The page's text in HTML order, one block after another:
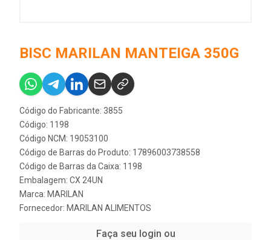
BISC MARILAN MANTEIGA 350G
Código do Fabricante: 3855
Código: 1198
Código NCM: 19053100
Código de Barras do Produto: 17896003738558
Código de Barras da Caixa: 1198
Embalagem: CX 24UN
Marca: MARILAN
Fornecedor: MARILAN ALIMENTOS
Faça seu login ou